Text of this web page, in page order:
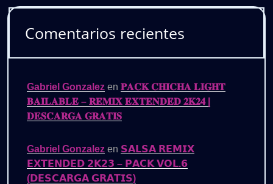
Comentarios recientes
Gabriel Gonzalez en 𝐏𝐀𝐂𝐊 𝐂𝐇𝐈𝐂𝐇𝐀 𝐋𝐈𝐆𝐇𝐓
𝐁𝐀𝐈𝐋𝐀𝐁𝐋𝐄 – 𝐑𝐄𝐌𝐈𝐗 𝐄𝐗𝐓𝐄𝐍𝐃𝐄𝐃 𝟐𝐊𝟐𝟒 |
𝐃𝐄𝐒𝐂𝐀𝐑𝐆𝐀 𝐆𝐑𝐀𝐓𝐈𝐒
Gabriel Gonzalez en 𝗦𝗔𝗟𝗦𝗔 𝗥𝗘𝗠𝗜𝗫
𝗘𝗫𝗧𝗘𝗡𝗗𝗘𝗗 𝟮𝗞𝟮𝟯 – 𝗣𝗔𝗖𝗞 𝗩𝗢𝗟.𝟲
(𝗗𝗘𝗦𝗖𝗔𝗥𝗚𝗔 𝗚𝗥𝗔𝗧𝗜𝗦)